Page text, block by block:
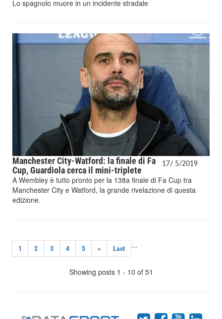
Lo spagnolo muore in un incidente stradale
17/ 5/2019
Manchester City-Watford: la finale di Fa
Cup, Guardiola cerca il mini-triplete
A Wembley è tutto pronto per la 138a finale di Fa Cup tra
Manchester City e Watford, la grande rivelazione di questa
edizione.
1 2 3 4 5 ...
» Last
Showing posts 1 - 10 of 51